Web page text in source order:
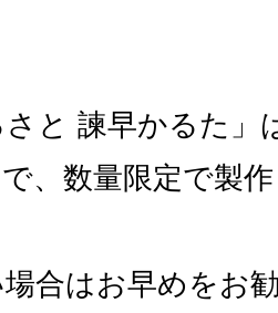
と 諫早かるた」
、数量限定で製
場合はお早めを